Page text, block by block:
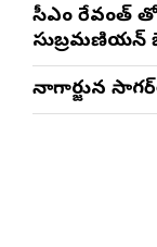
సీఎం రేవంత్ తో
సుబ్రమణియన్
నాగార్జున